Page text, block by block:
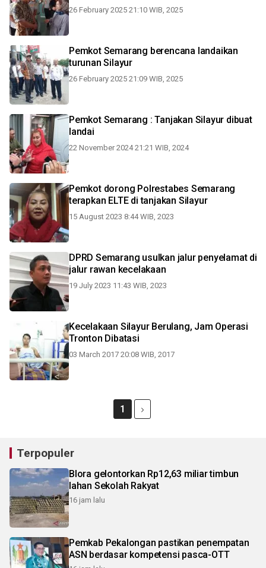
26 February 2025 21:10 WIB, 2025
Pemkot Semarang berencana landaikan
turunan Silayur
26 February 2025 21:09 WIB, 2025
Pemkot Semarang : Tanjakan Silayur dibuat
landai
22 November 2024 21:21 WIB, 2024
Pemkot dorong Polrestabes Semarang
terapkan ELTE di tanjakan Silayur
15 August 2023 8:44 WIB, 2023
DPRD Semarang usulkan jalur penyelamat di
jalur rawan kecelakaan
19 July 2023 11:43 WIB, 2023
Kecelakaan Silayur Berulang, Jam Operasi
Tronton Dibatasi
03 March 2017 20:08 WIB, 2017
1
Terpopuler
Blora gelontorkan Rp12,63 miliar timbun
lahan Sekolah Rakyat
16 jam lalu
Pemkab Pekalongan pastikan penempatan
ASN berdasar kompetensi pasca-OTT